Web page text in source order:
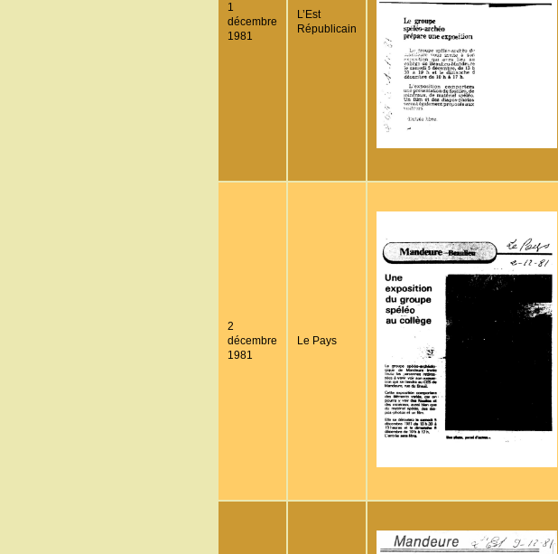
1
décembre
1981
L’Est
Républicain
2
décembre
1981
Le Pays